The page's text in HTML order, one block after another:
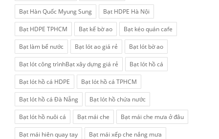
Bạt Hàn Quốc Myung Sung Bạt HDPE Hà Nội
Bạt HDPE TPHCM Bạt kế bờ ao Bạt kéo quán cafe
Bạt làm bể nước Bạt lót ao giá rẻ Bạt lót bờ ao
Bạt lót công trìnhBạt xây dựng giá rẻ Bạt lót hồ cá
Bạt lót hồ cá HDPE Bạt lót hồ cá TPHCM
Bạt lót hồ cá Đà Nẵng Bạt lót hồ chứa nước
Bạt lót hồ nuôi cá Bạt mái che Bạt mái che mưa ở đâu
Bạt mái hiên quay tay Bạt mái xếp che nắng mưa